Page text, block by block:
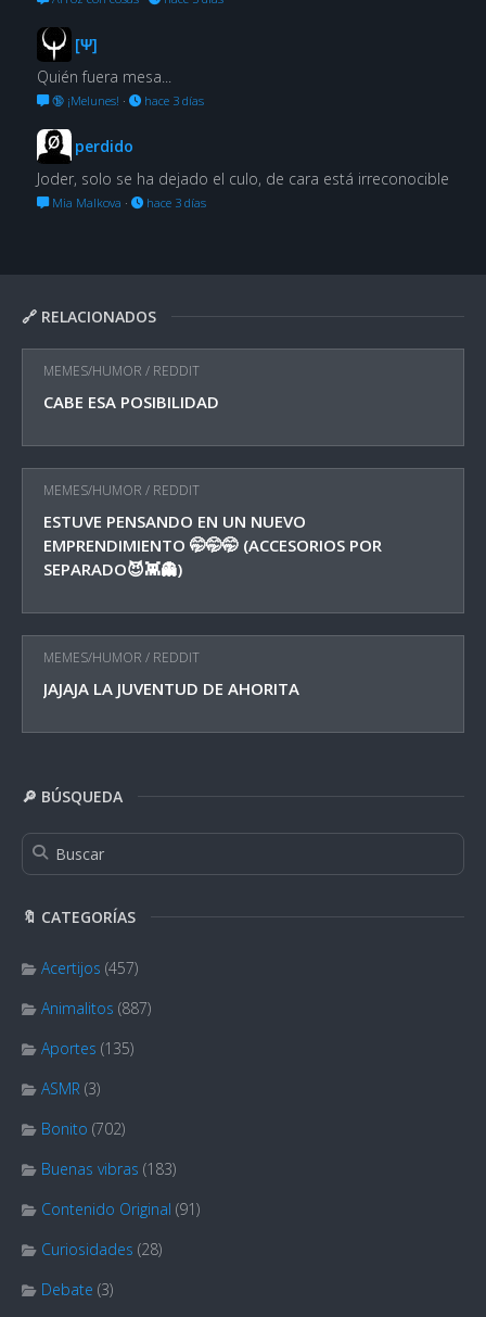
🔗 RELACIONADOS
MEMES/HUMOR / REDDIT
CABE ESA POSIBILIDAD
MEMES/HUMOR / REDDIT
ESTUVE PENSANDO EN UN NUEVO
EMPRENDIMIENTO 🤭🤭🤭 (ACCESORIOS POR
SEPARADO😈👾👻)
MEMES/HUMOR / REDDIT
JAJAJA LA JUVENTUD DE AHORITA
🔎 BÚSQUEDA
🔖 CATEGORÍAS
Acertijos (457)
Animalitos (887)
Aportes (135)
ASMR (3)
Bonito (702)
Buenas vibras (183)
Contenido Original (91)
Curiosidades (28)
Debate (3)
[Ψ]
Quién fuera mesa...
🔞 ¡Melunes! · hace 3 días
perdido
Joder, solo se ha dejado el culo, de cara está irreconocible
Mia Malkova · hace 3 días